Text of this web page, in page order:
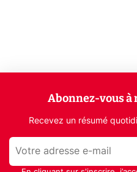
Abonnez-vous à
Recevez un résumé